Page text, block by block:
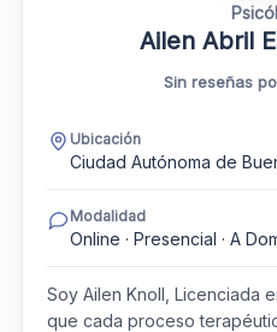
Ailen Abril
Sin reseñas
Ubicación
Ciudad Autónoma de
Modalidad
Online · Presencial · A
Soy Ailen Knoll, Licenciada
que cada proceso